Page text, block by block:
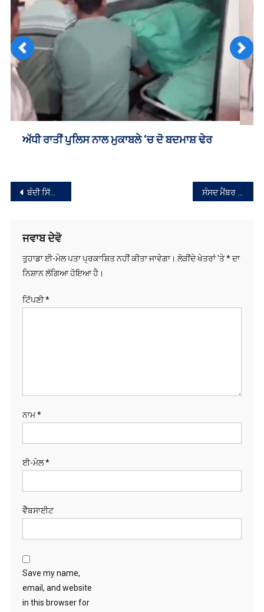
ਲੁਧਿਆਣਾ ‘ਚ ਕੁੜੀਆਂ ਕਰ ਰਹੀਆਂ ਨਸ਼ਾ ਸਪਲਾਈ, ਵੀਡੀਓ
Previous Next
ਸੰਪਾਦਨਾ
ਬੰਦੀ ਸਿੱਖਾਂ ਦੀ ਰਿਹਾਈ ਅਤੇ ਚੜ੍ਹਦੀਕਲਾ ਲਈ ਅਰਦਾਸ ਸਮਾਗਮ 25 ਫਰਵਰੀ ਨੂੰ
ਜਵਾਬ ਦੇਵੋ
ਤੁਹਾਡਾ ਈ-ਮੇਲ ਪਤਾ ਪ੍ਰਕਾਸ਼ਿਤ ਨਹੀਂ ਕੀਤਾ ਜਾਵੇਗਾ। ਲੋੜੀਂਦੇ ਖੇਤਰਾਂ 'ਤੇ*ਦਾ
ਨਿਸ਼ਾਨ ਲੱਗਿਆ ਹੋਇਆ ਹੈ।
ਟਿੱਪਣੀ*
ਨਾਮ*
ਈ-ਮੇਲ*
ਵੈੱਬਸਾਈਟ
Save my name,
email, and website
in this browser for